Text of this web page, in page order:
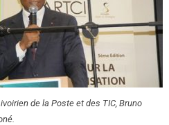
de la Poste et des TIC, Bruno